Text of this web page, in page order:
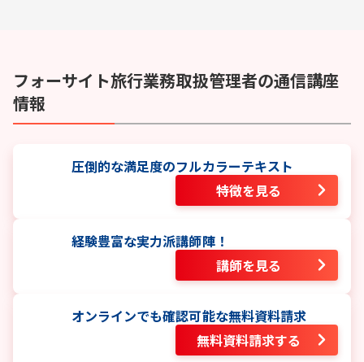
フォーサイト旅行業務取扱管理者の通信講座
情報
圧倒的な満足度のフルカラーテキスト
特徴を見る
経験豊富な実力派講師陣！
講師を見る
オンラインでも確認可能な無料資料請求
無料資料請求する